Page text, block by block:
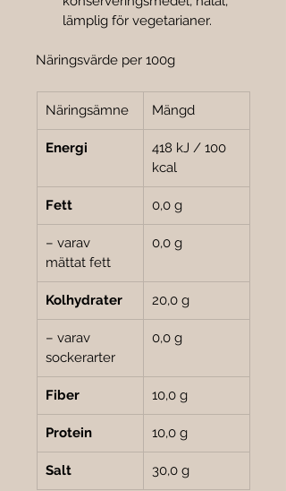
lämplig för vegetarianer.
Näringsvärde per 100g
Näringsämne Mängd
Energi
418 kJ / 100
kcal
Fett 0,0 g
– varav
mättat fett
0,0 g
Kolhydrater 20,0 g
– varav
sockerarter
0,0 g
Fiber 10,0 g
Protein 10,0 g
Salt 30,0 g